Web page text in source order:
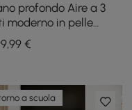
profondo Aire a 3
moderno in pelle
con schienale
Sailboat
,99€
a scuola